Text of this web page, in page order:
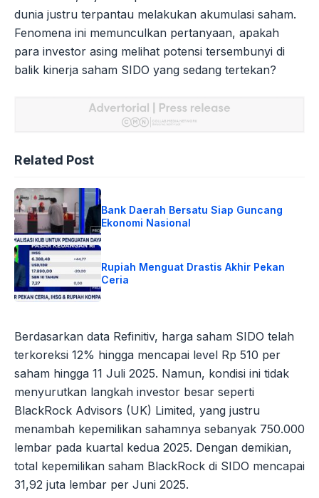
dunia justru terpantau melakukan akumulasi saham.
Fenomena ini memunculkan pertanyaan, apakah
para investor asing melihat potensi tersembunyi di
balik kinerja saham SIDO yang sedang tertekan?
Related Post
Bank Daerah Bersatu Siap Guncang
Ekonomi Nasional
Rupiah Menguat Drastis Akhir Pekan
Ceria
Berdasarkan data Refinitiv, harga saham SIDO telah
terkoreksi 12% hingga mencapai level Rp 510 per
saham hingga 11 Juli 2025. Namun, kondisi ini tidak
menyurutkan langkah investor besar seperti
BlackRock Advisors (UK) Limited, yang justru
menambah kepemilikan sahamnya sebanyak 750.000
lembar pada kuartal kedua 2025. Dengan demikian,
total kepemilikan saham BlackRock di SIDO mencapai
31,92 juta lembar per Juni 2025.